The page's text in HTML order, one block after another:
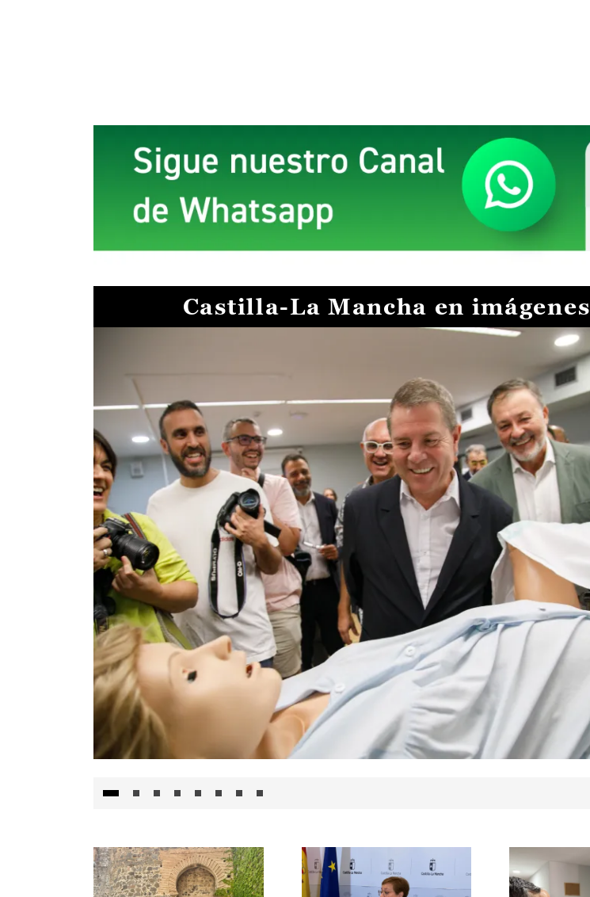
Castilla-La Mancha en imágenes